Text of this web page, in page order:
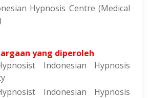
Hypnosis Centre (Medical
yang diperoleh
Indonesian Hypnosis
Indonesian Hypnosis